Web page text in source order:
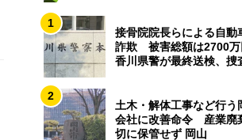
1
接骨院院長らによる自動
詐欺 被害総額は2700
香川県警が最終送検、捜
2
土木・解体工事など行う
会社に改善命令 産業廃
切に保管せず 岡山